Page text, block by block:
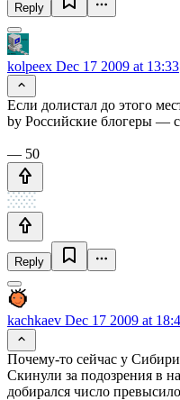
Reply
kolpeex Dec 17 2009 at 13:33
Если долистал до этого
by Российские блогеры —
— 50
Reply
kachkaev Dec 17 2009 at
Почему-то сейчас у
Скинули за подозрения в
добирался число